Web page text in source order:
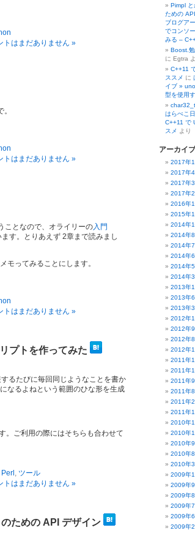
トはまだありません »
トはまだありません »
ことなので、オライリーの入門
す。とりあえず 2章まで読みまし
モってみることにします。
トはまだありません »
プトを作ってみた
るたびに毎回同じようなことを書か
なるよねという範囲のひな形を生成
。ご利用の際にはそちらも合わせて
Perl , ツール
トはまだありません »
ための API デザイン
Pimpl
ための
ブログア
でコンソ
みる –
Boost.
に Egtra
C++11
ススメ に
イブ »
型を使用
はらぺこ
C++11 で
スメ
より
アーカイブ
2017年
2017年4
2017年3
2017年2
2016年
2015年
2014年
2014年8
2014年7
2014年6
2014年5
2014年3
2013年
2013年6
2013年3
2012年
2012年9
2012年8
2012年1
2011年
2011年
2011年9
2011年8
2011年2
2011年1
2010年
2010年
2010年9
2010年8
2010年3
2009年
2009年9
2009年8
2009年7
2009年6
2009年2